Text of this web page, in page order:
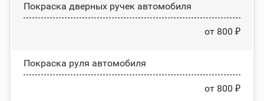
Покраска дверных ручек автомобиля
от 800 ₽
Покраска руля автомобиля
от 800 ₽